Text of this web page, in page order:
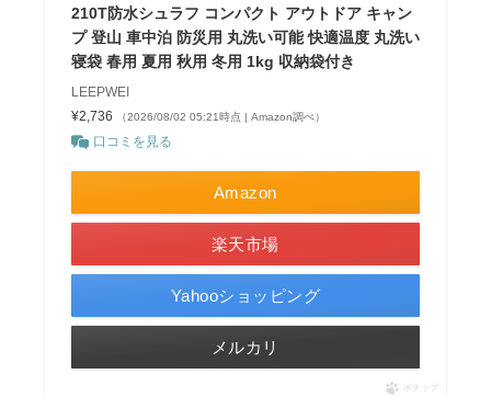
210T防水シュラフ コンパクト アウトドア キャン
プ 登山 車中泊 防災用 丸洗い可能 快適温度 丸洗い
寝袋 春用 夏用 秋用 冬用 1kg 収納袋付き
LEEPWEI
¥2,736
（2026/08/02 05:21時点 | Amazon調べ）
口コミを見る
Amazon
楽天市場
Yahooショッピング
メルカリ
ポチップ